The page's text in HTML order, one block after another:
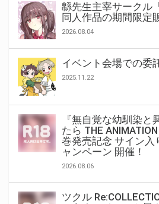
緜先生主宰サークル
同人作品の期間限定
2026.08.04
イベント会場での委
2025.11.22
『無自覚な幼馴染
たら THE
巻発売記念 サイン入
ャンペーン 開催！
2026.08.06
ツクル